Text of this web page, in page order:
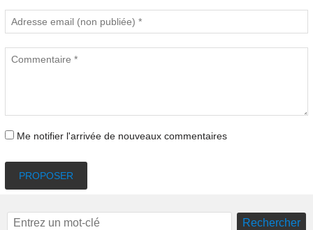
Me notifier l'arrivée de nouveaux commentaires
PROPOSER
Rechercher